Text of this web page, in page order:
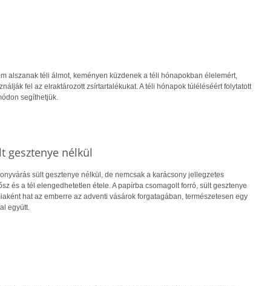
alszanak téli álmot, keményen küzdenek a téli hónapokban élelemért,
fel az elraktározott zsírtartalékukat. A téli hónapok túléléséért folytatott
segíthetjük.
gesztenye nélkül
sült gesztenye nélkül, de nemcsak a karácsony jellegzetes
és a tél elengedhetetlen étele. A papírba csomagolt forró, sült gesztenye
hat az emberre az adventi vásárok forgatagában, természetesen egy
együtt.